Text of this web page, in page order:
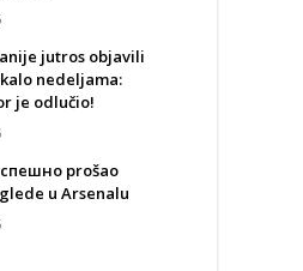
jutros objavili
nedeljama:
je odlučio!
prošao
u Arsenalu